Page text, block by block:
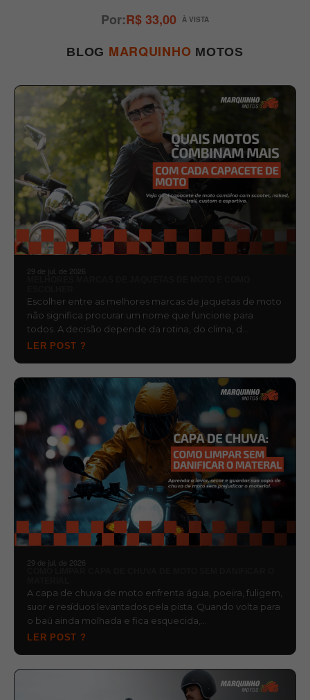
R$ 33,00
BLOG MARQUINHO MOTOS
29 de jul. de 2026
Escolher entre as melhores marcas de jaquetas de moto
não significa procurar um nome que funcione para
todos. A decisão depende da rotina, do clima, d…
LER POST ?
29 de jul. de 2026
A capa de chuva de moto enfrenta água, poeira, fuligem,
suor e resíduos levantados pela pista. Quando volta para
o baú ainda molhada e fica esquecida,…
LER POST ?